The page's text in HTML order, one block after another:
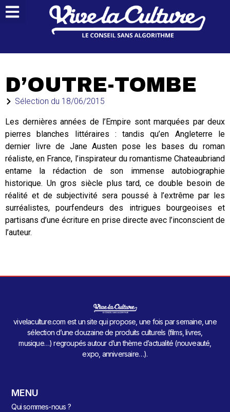
D’OUTRE-TOMBE
Sélection du 18/06/2015
Les dernières années de l’Empire sont marquées par deux
pierres blanches littéraires : tandis qu’en Angleterre le
dernier livre de Jane Austen pose les bases du roman
réaliste, en France, l’inspirateur du romantisme Chateaubriand
entame la rédaction de son immense autobiographie
historique. Un gros siècle plus tard, ce double besoin de
réalité et de subjectivité sera poussé à l’extrême par les
surréalistes, pourfendeurs des intrigues bourgeoises et
partisans d’une écriture en prise directe avec l’inconscient de
l’auteur.
vivelaculture.com est un site qui propose, une fois par semaine, une
sélection d’une douzaine de produits culturels (films, livres,
musique…) regroupés autour d’un thème d’actualité (nouveauté,
expo, anniversaire…).
MENU
Qui sommes-nous ?